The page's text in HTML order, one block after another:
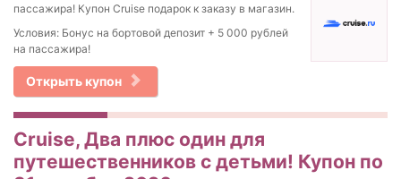
пассажира! Купон Cruise подарок к заказу в магазин.
Условия: Бонус на бортовой депозит + 5 000 рублей
на пассажира!
Открыть купон
Cruise, Два плюс один для
путешественников с детьми! Купон по